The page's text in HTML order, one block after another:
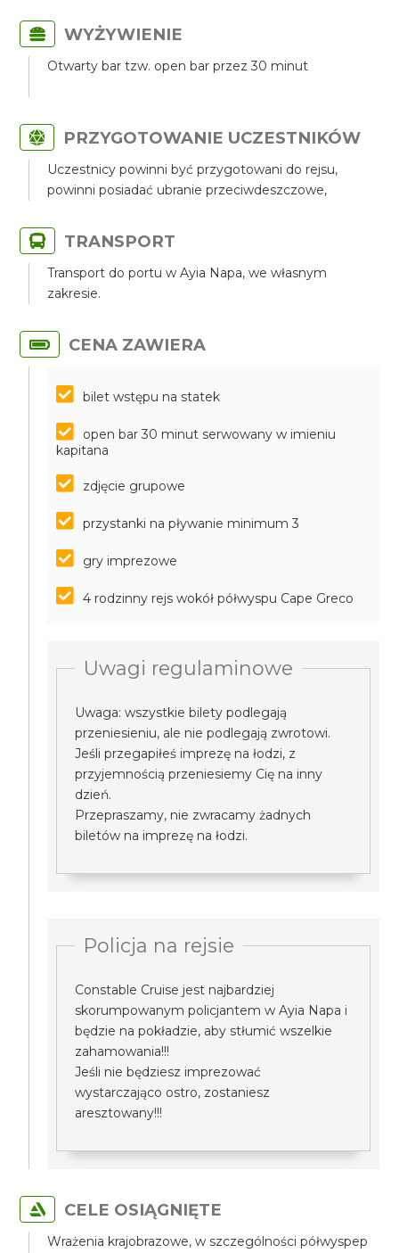
WYŻYWIENIE
Otwarty bar tzw. open bar przez 30 minut
PRZYGOTOWANIE UCZESTNIKÓW
Uczestnicy powinni być przygotowani do rejsu,
powinni posiadać ubranie przeciwdeszczowe,
TRANSPORT
Transport do portu w Ayia Napa, we własnym
zakresie.
CENA ZAWIERA
bilet wstępu na statek
open bar 30 minut serwowany w imieniu
kapitana
zdjęcie grupowe
przystanki na pływanie minimum 3
gry imprezowe
4 rodzinny rejs wokół półwyspu Cape Greco
Uwagi regulaminowe
Uwaga: wszystkie bilety podlegają
przeniesieniu, ale nie podlegają zwrotowi.
Jeśli przegapiłeś imprezę na łodzi, z
przyjemnością przeniesiemy Cię na inny
dzień.
Przepraszamy, nie zwracamy żadnych
biletów na imprezę na łodzi.
Policja na rejsie
Constable Cruise jest najbardziej
skorumpowanym policjantem w Ayia Napa i
będzie na pokładzie, aby stłumić wszelkie
zahamowania!!!
Jeśli nie będziesz imprezować
wystarczająco ostro, zostaniesz
aresztowany!!!
CELE OSIĄGNIĘTE
Wrażenia krajobrazowe, w szczególności półwyspep